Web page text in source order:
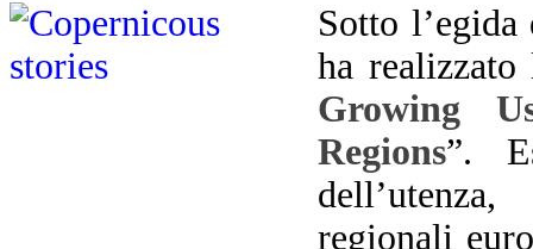
Sotto
ha
Growing
Regions”.
regionali